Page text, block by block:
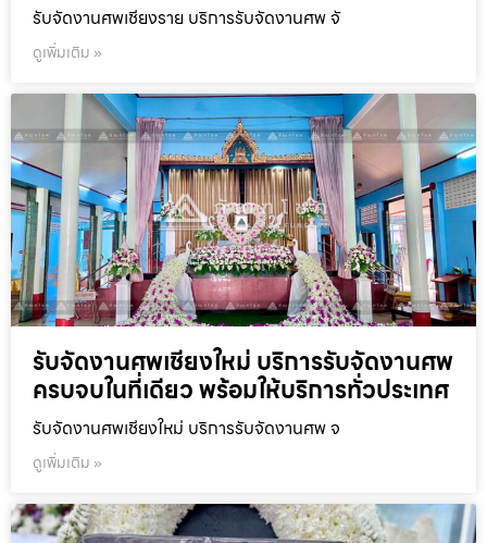
รับจัดงานศพเชียงราย บริการรับจัดงานศพ จั
ดูเพิ่มเติม »
รับจัดงานศพเชียงใหม่ บริการรับจัดงานศพ
ครบจบในที่เดียว พร้อมให้บริการทั่วประเทศ
รับจัดงานศพเชียงใหม่ บริการรับจัดงานศพ จ
ดูเพิ่มเติม »